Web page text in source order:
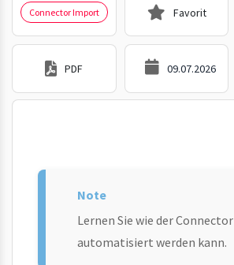
Connector Import Favorit
PDF 09.07.2026
Lernen Sie wie der Connector
automatisiert werden kann.